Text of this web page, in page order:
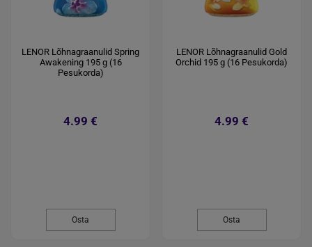
LENOR Lõhnagraanulid Spring
Awakening 195 g (16
Pesukorda)
4.99 €
Osta
LENOR Lõhnagraanulid Gold
Orchid 195 g (16 Pesukorda)
4.99 €
Osta